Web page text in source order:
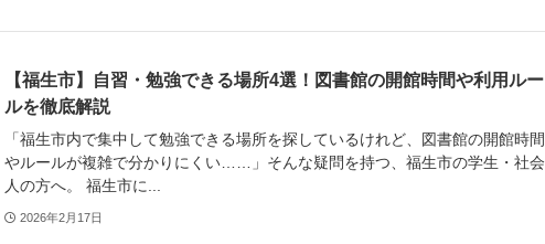
【福生市】自習・勉強できる場所4選！図書館の開館時間や利用ルー
ルを徹底解説
「福生市内で集中して勉強できる場所を探しているけれど、図書館の開館時間
やルールが複雑で分かりにくい……」そんな疑問を持つ、福生市の学生・社会
人の方へ。 福生市に...
2026年2月17日